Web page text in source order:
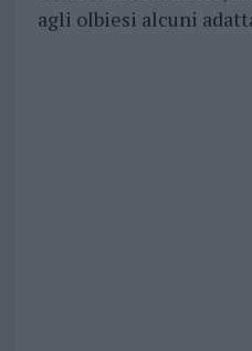
agli olbiesi alcuni